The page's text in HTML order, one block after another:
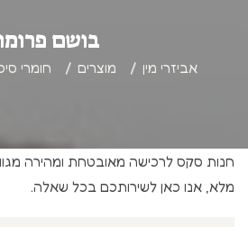
בושם
אביזרי מין מוצרים חומרי
חנות סקס לרכישה מאובטחת ומהירה
מלא, אנו כאן לשירותכם בכל שאלה.